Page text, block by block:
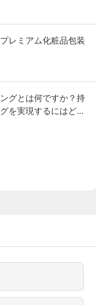
レミアム化粧品包装
グとは何ですか？持
を実現するにはどう